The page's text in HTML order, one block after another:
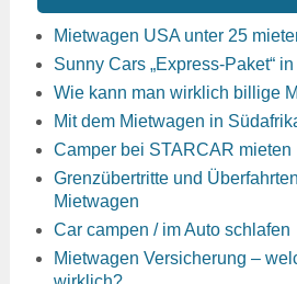
Mietwagen USA unter 25
Sunny Cars „Express-Paket“
Wie kann man wirklich billige
Mit dem Mietwagen in
Camper bei STARCAR mieten
Grenzübertritte und
Mietwagen
Car campen / im Auto schlafen
Mietwagen Versicherung –